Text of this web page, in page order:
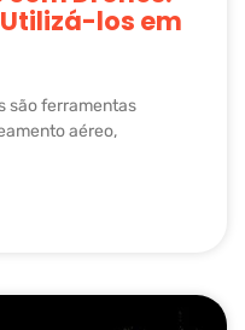
Utilizá-los em
são ferramentas
aéreo,